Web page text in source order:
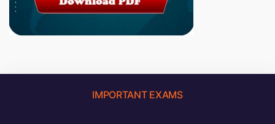
IMPORTANT EXAMS